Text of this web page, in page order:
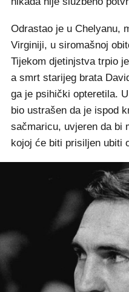
Odrastao je u Chelyanu,
Virginiji, u siromašnoj
Tijekom djetinjstva trpio
a smrt starijeg brata
ga je psihički opteretila.
bio ustrašen da je ispod
sačmaricu, uvjeren da bi
kojoj će biti prisiljen ubiti